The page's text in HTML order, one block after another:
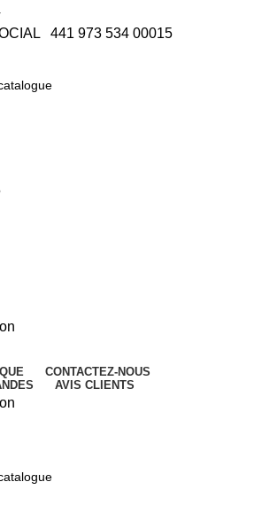
441 973 534 00015
CONTACTEZ-NOUS
AVIS CLIENTS